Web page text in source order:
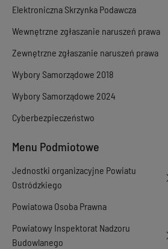
Elektroniczna Skrzynka Podawcza
Wewnętrzne zgłaszanie naruszeń prawa
Zewnętrzne zgłaszanie naruszeń prawa
Wybory Samorządowe 2018
Wybory Samorządowe 2024
Cyberbezpieczeństwo
Menu Podmiotowe
Jednostki organizacyjne Powiatu
Ostródzkiego
Powiatowa Osoba Prawna
Powiatowy Inspektorat Nadzoru
Budowlanego